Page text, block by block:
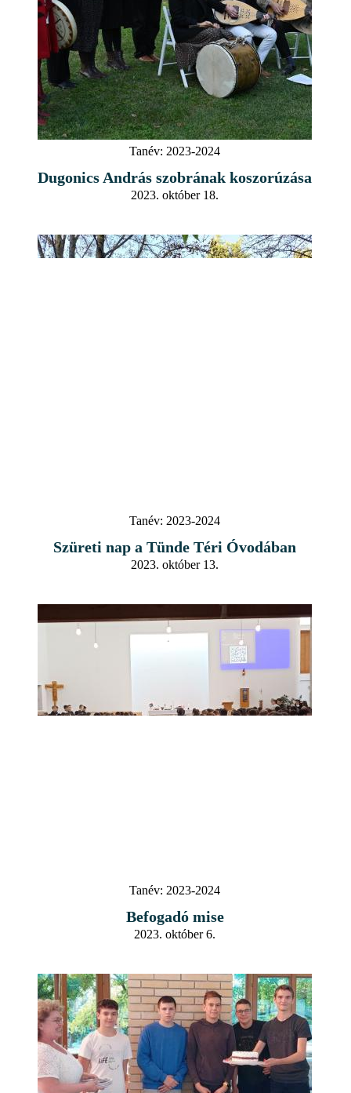
Tanév: 2023-2024
Dugonics András szobrának koszorúzása
2023. október 18.
Tanév: 2023-2024
Szüreti nap a Tünde Téri Óvodában
2023. október 13.
Tanév: 2023-2024
Befogadó mise
2023. október 6.